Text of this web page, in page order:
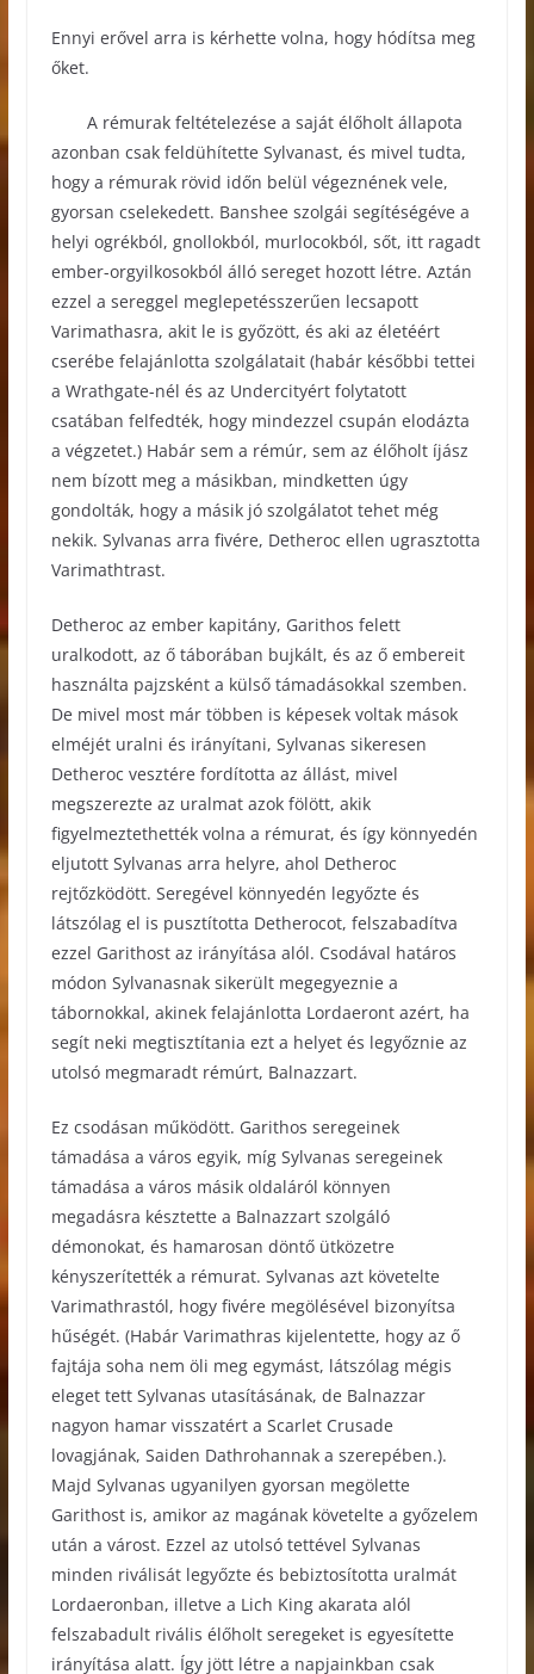
Ennyi erővel arra is kérhette volna, hogy hódítsa meg
őket.
A rémurak feltételezése a saját élőholt állapota
azonban csak feldühítette Sylvanast, és mivel tudta,
hogy a rémurak rövid időn belül végeznének vele,
gyorsan cselekedett. Banshee szolgái segítéségéve a
helyi ogrékból, gnollokból, murlocokból, sőt, itt ragadt
ember-orgyilkosokból álló sereget hozott létre. Aztán
ezzel a sereggel meglepetésszerűen lecsapott
Varimathasra, akit le is győzött, és aki az életéért
cserébe felajánlotta szolgálatait (habár későbbi tettei
a Wrathgate-nél és az Undercityért folytatott
csatában felfedték, hogy mindezzel csupán elodázta
a végzetet.) Habár sem a rémúr, sem az élőholt íjász
nem bízott meg a másikban, mindketten úgy
gondolták, hogy a másik jó szolgálatot tehet még
nekik. Sylvanas arra fivére, Detheroc ellen ugrasztotta
Varimathtrast.
Detheroc az ember kapitány, Garithos felett
uralkodott, az ő táborában bujkált, és az ő embereit
használta pajzsként a külső támadásokkal szemben.
De mivel most már többen is képesek voltak mások
elméjét uralni és irányítani, Sylvanas sikeresen
Detheroc vesztére fordította az állást, mivel
megszerezte az uralmat azok fölött, akik
figyelmeztethették volna a rémurat, és így könnyedén
eljutott Sylvanas arra helyre, ahol Detheroc
rejtőzködött. Seregével könnyedén legyőzte és
látszólag el is pusztította Detherocot, felszabadítva
ezzel Garithost az irányítása alól. Csodával határos
módon Sylvanasnak sikerült megegyeznie a
tábornokkal, akinek felajánlotta Lordaeront azért, ha
segít neki megtisztítania ezt a helyet és legyőznie az
utolsó megmaradt rémúrt, Balnazzart.
Ez csodásan működött. Garithos seregeinek
támadása a város egyik, míg Sylvanas seregeinek
támadása a város másik oldaláról könnyen
megadásra késztette a Balnazzart szolgáló
démonokat, és hamarosan döntő ütközetre
kényszerítették a rémurat. Sylvanas azt követelte
Varimathrastól, hogy fivére megölésével bizonyítsa
hűségét. (Habár Varimathras kijelentette, hogy az ő
fajtája soha nem öli meg egymást, látszólag mégis
eleget tett Sylvanas utasításának, de Balnazzar
nagyon hamar visszatért a Scarlet Crusade
lovagjának, Saiden Dathrohannak a szerepében.).
Majd Sylvanas ugyanilyen gyorsan megölette
Garithost is, amikor az magának követelte a győzelem
után a várost. Ezzel az utolsó tettével Sylvanas
minden riválisát legyőzte és bebiztosította uralmát
Lordaeronban, illetve a Lich King akarata alól
felszabadult rivális élőholt seregeket is egyesítette
irányítása alatt. Így jött létre a napjainkban csak